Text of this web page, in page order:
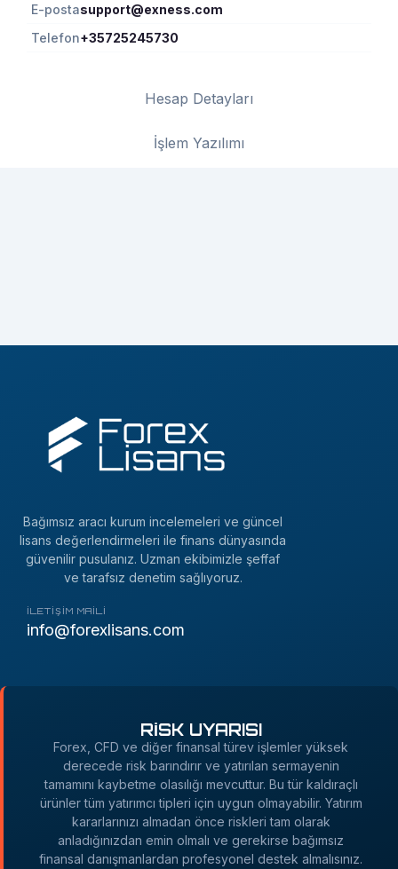
Hesap Detayları
İşlem Yazılımı
E-postasupport@exness.com
Telefon+35725245730
Bağımsız aracı kurum incelemeleri ve güncel
lisans değerlendirmeleri ile finans dünyasında
güvenilir pusulanız. Uzman ekibimizle şeffaf
ve tarafsız denetim sağlıyoruz.
İLETIŞIM MAILI
info@forexlisans.com
RİSK UYARISI
Forex, CFD ve diğer finansal türev işlemler yüksek
derecede risk barındırır ve yatırılan sermayenin
tamamını kaybetme olasılığı mevcuttur. Bu tür kaldıraçlı
ürünler tüm yatırımcı tipleri için uygun olmayabilir. Yatırım
kararlarınızı almadan önce riskleri tam olarak
anladığınızdan emin olmalı ve gerekirse bağımsız
finansal danışmanlardan profesyonel destek almalısınız.